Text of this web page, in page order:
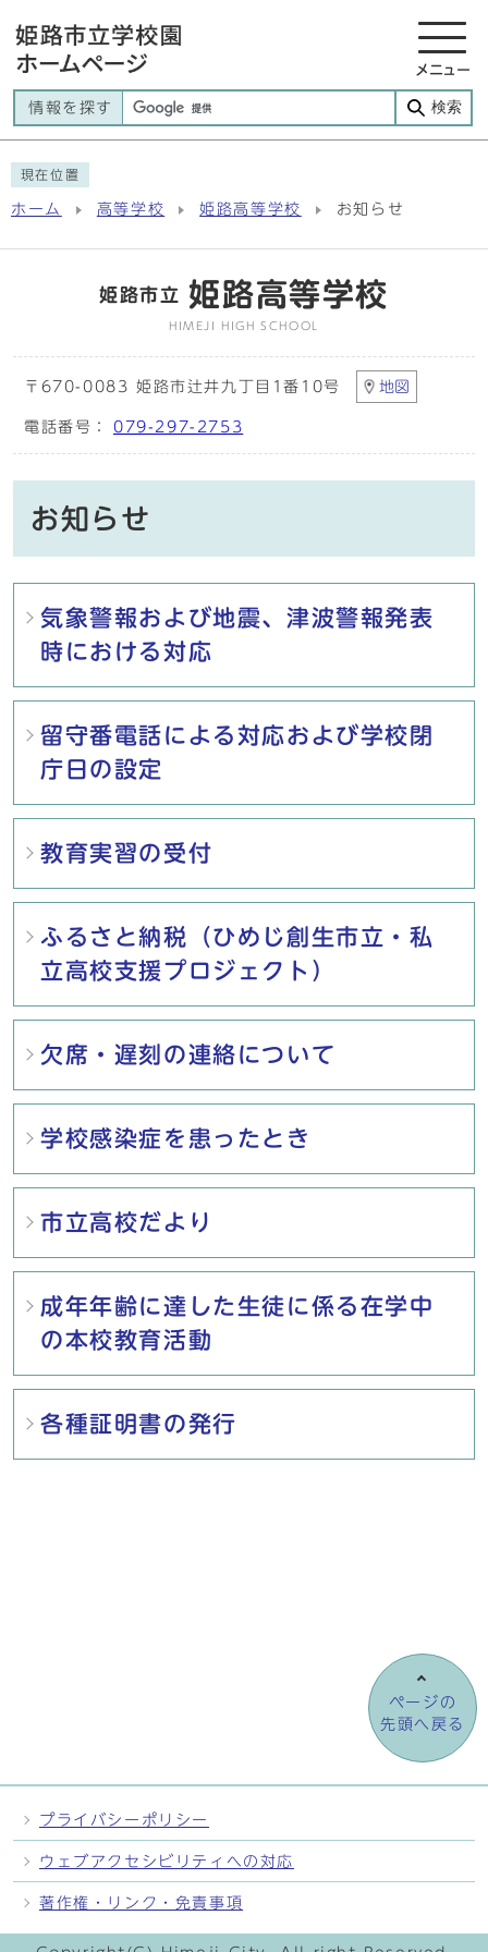
メニュー
情報を探す 検索
現在位置
ホーム 高等学校 姫路高等学校 お知らせ
姫路市立 姫路高等学校
HIMEJI HIGH SCHOOL
〒670-0083 姫路市辻井九丁目1番10号 地図
電話番号： 079-297-2753
お知らせ
メインメニュー
気象警報および地震、津波警報発表
時における対応
留守番電話による対応および学校閉
庁日の設定
教育実習の受付
ふるさと納税（ひめじ創生市立・私
立高校支援プロジェクト）
欠席・遅刻の連絡について
学校感染症を患ったとき
市立高校だより
成年年齢に達した生徒に係る在学中
の本校教育活動
各種証明書の発行
ページの
先頭へ戻る
プライバシーポリシー
ウェブアクセシビリティへの対応
著作権・リンク・免責事項